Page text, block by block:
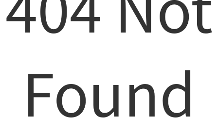
据，有效提升监察执法的针对性和精准性。
通过构建风险预警指标体系，对煤矿事故相
险进行预警分析，为精准判断煤矿风险等级
和掌握煤矿安全生产情况提供重要参考。
今年以来，广西煤矿安监局开展远程监
察执法5矿次，查出隐患6项，上线巡查369矿
Found